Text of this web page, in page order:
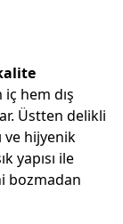
hem dış
Üstten delikli
ve hijyenik
yapısı ile
bozmadan